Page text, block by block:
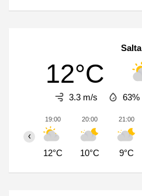
Salta
12°C
3.3 m/s 63%
19:00
12°C
20:00
10°C
21:00
9°C
‹